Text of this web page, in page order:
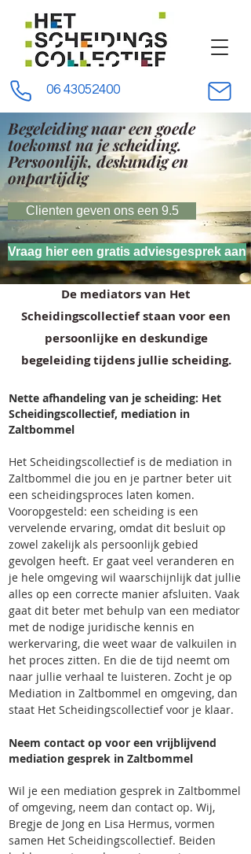
06 43052400
Begeleiding naar een goede
toekomst na je scheiding.
Persoonlijk,deskundig en
onpartijdig
Clienten geven ons een 9.5
Vraag hier een gratis adviesgesprek aan
De mediators van Het
Scheidingscollectief staan voor een
persoonlijke en deskundige
begeleiding tijdens jullie scheiding.
Nette afhandeling van je scheiding: Het
Scheidingscollectief, mediation in
Zaltbommel
Het Scheidingscollectief is de mediation in
Zaltbommel die jou en je partner beter uit
een scheidingsproces laten komen.
Vooropgesteld: een scheiding is een
vervelende ervaring, omdat dit besluit op
zowel zakelijk als persoonlijk gebied
gevolgen heeft. Er gaat veel veranderen en
je hele omgeving wil waarschijnlijk dat jullie
alles op een correcte manier afsluiten. Vaak
gaat dit beter met behulp van een mediator
met de nodige juridische kennis en
werkervaring, die weet waar de valkuilen in
het proces zitten. En die de tijd neemt om
naar jullie verhaal te luisteren. Zocht je op
Mediation in Zaltbommel en omgeving, dan
staat Het Scheidingscollectief voor je klaar.
Neem contact op voor een vrijblijvend
mediation gesprek in Zaltbommel
Wil je een mediation gesprek in Zaltbommel
of omgeving, neem dan contact op. Wij,
Bregje de Jong en Lisa Hermus, vormen
samen Het Scheidingscollectief. Beiden